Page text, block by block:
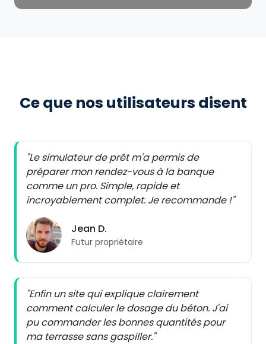
Ce que nos utilisateurs disent
"Le simulateur de prêt m'a permis de
préparer mon rendez-vous à la banque
comme un pro. Simple, rapide et
incroyablement complet. Je recommande !"
Jean D.
Futur propriétaire
"Enfin un site qui explique clairement
comment calculer le dosage du béton. J'ai
pu commander les bonnes quantités pour
ma terrasse sans gaspiller."